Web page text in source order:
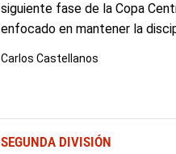
siguiente fase de la Copa
enfocado en mantener la
Carlos Castellanos
SEGUNDA DIVISIÓN